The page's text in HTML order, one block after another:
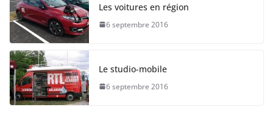
Les voitures en région
6 septembre 2016
Le studio-mobile
6 septembre 2016